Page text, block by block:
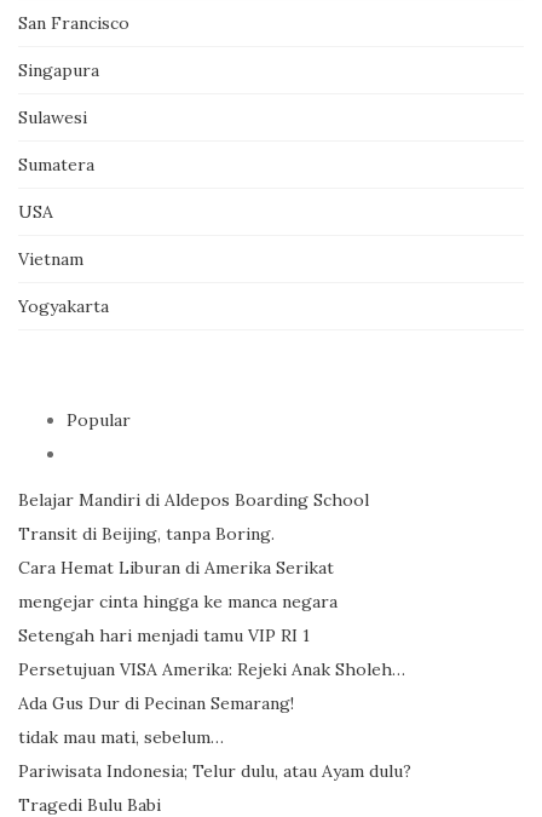
San Francisco
Singapura
Sulawesi
Sumatera
USA
Vietnam
Yogyakarta
Popular
Belajar Mandiri di Aldepos Boarding School
Transit di Beijing, tanpa Boring.
Cara Hemat Liburan di Amerika Serikat
mengejar cinta hingga ke manca negara
Setengah hari menjadi tamu VIP RI 1
Persetujuan VISA Amerika: Rejeki Anak Sholeh…
Ada Gus Dur di Pecinan Semarang!
tidak mau mati, sebelum…
Pariwisata Indonesia; Telur dulu, atau Ayam dulu?
Tragedi Bulu Babi